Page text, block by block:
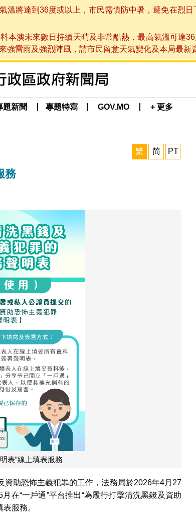
溫將達到36度或以上，市民需慎防中暑，避免在烈
本澳未來數日持續天晴及非常酷熱，最高氣溫可達
強雷雨及強烈陣風，請市民留意天氣變化及本局最
題新聞 專題特寫 GOV.MO + 更多
繁 简 PT
務
表”線上填表服務
助恐怖主義犯罪的工作，法務局於2026年4月27
在“一戶通”平台推出“為履行打擊清洗黑錢及資助
服務。